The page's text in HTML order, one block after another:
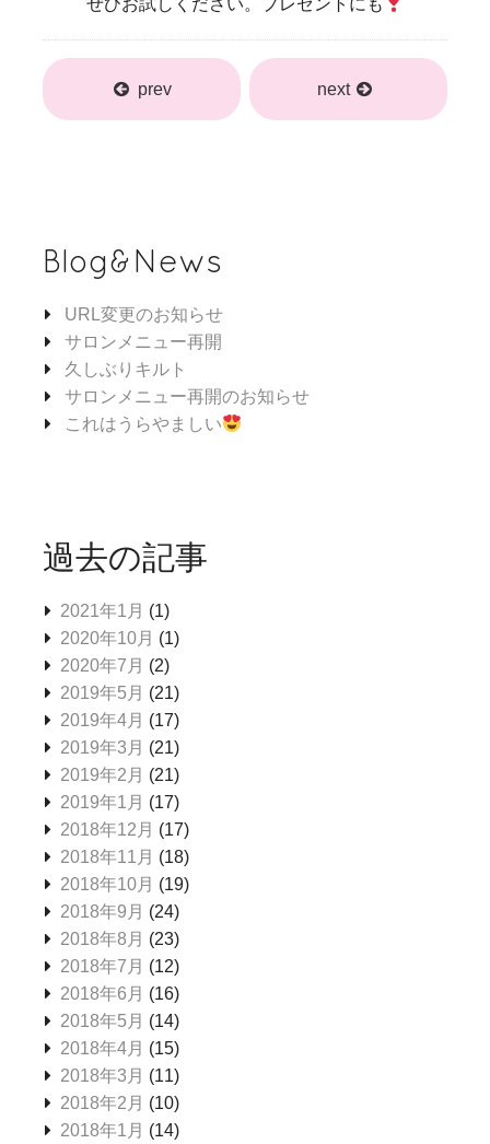
ぜひお試しください。プレゼントにも
prev next
Blog&News
URL変更のお知らせ
サロンメニュー再開
久しぶりキルト
サロンメニュー再開のお知らせ
これはうらやましい
過去の記事
2021年1月 (1)
2020年10月 (1)
2020年7月 (2)
2019年5月 (21)
2019年4月 (17)
2019年3月 (21)
2019年2月 (21)
2019年1月 (17)
2018年12月 (17)
2018年11月 (18)
2018年10月 (19)
2018年9月 (24)
2018年8月 (23)
2018年7月 (12)
2018年6月 (16)
2018年5月 (14)
2018年4月 (15)
2018年3月 (11)
2018年2月 (10)
2018年1月 (14)